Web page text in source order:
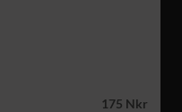
175 Nkr